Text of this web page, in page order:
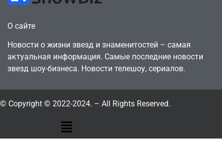
О сайте
Новости о жизни звезд и знаменитостей – самая
актуальная информация. Самые последние новости
звезд шоу-бизнеса. Новости телешоу, сериалов.
© Copyright © 2022-2024. – All Rights Reserved.